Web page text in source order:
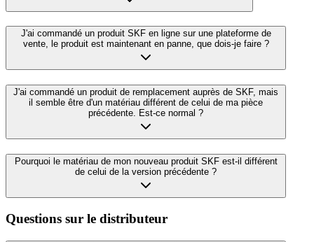
J'ai commandé un produit SKF en ligne sur une plateforme de
vente, le produit est maintenant en panne, que dois-je faire ?
J'ai commandé un produit de remplacement auprès de SKF, mais
il semble être d'un matériau différent de celui de ma pièce
précédente. Est-ce normal ?
Pourquoi le matériau de mon nouveau produit SKF est-il différent
de celui de la version précédente ?
Questions sur le distributeur